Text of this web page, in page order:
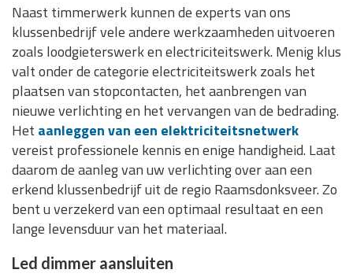
Naast timmerwerk kunnen de experts van ons
klussenbedrijf vele andere werkzaamheden uitvoeren
zoals loodgieterswerk en electriciteitswerk. Menig klus
valt onder de categorie electriciteitswerk zoals het
plaatsen van stopcontacten, het aanbrengen van
nieuwe verlichting en het vervangen van de bedrading.
Het aanleggen van een elektriciteitsnetwerk
vereist professionele kennis en enige handigheid. Laat
daarom de aanleg van uw verlichting over aan een
erkend klussenbedrijf uit de regio Raamsdonksveer. Zo
bent u verzekerd van een optimaal resultaat en een
lange levensduur van het materiaal.
Led dimmer aansluiten